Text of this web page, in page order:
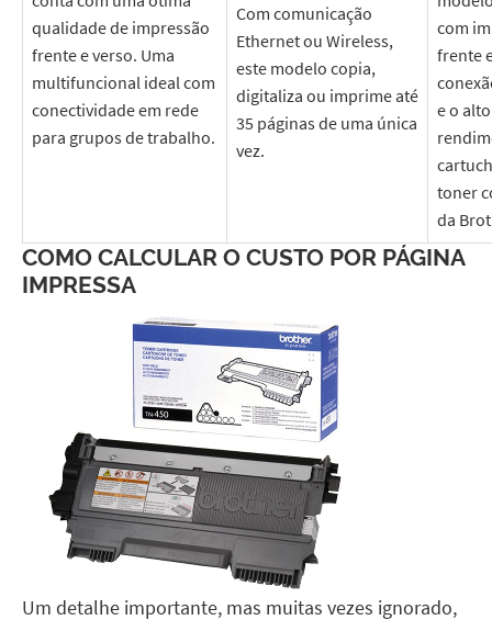
qualidade de impressão
frente e verso. Uma
multifuncional ideal com
conectividade em rede
para grupos de trabalho.
Com comunicação
Ethernet ou Wireless,
este modelo copia,
digitaliza ou imprime até
35 páginas de uma única
vez.
com
frente
e o alto
toner
da
COMO CALCULAR O CUSTO POR PÁGINA
IMPRESSA
Um detalhe importante, mas muitas vezes ignorado,